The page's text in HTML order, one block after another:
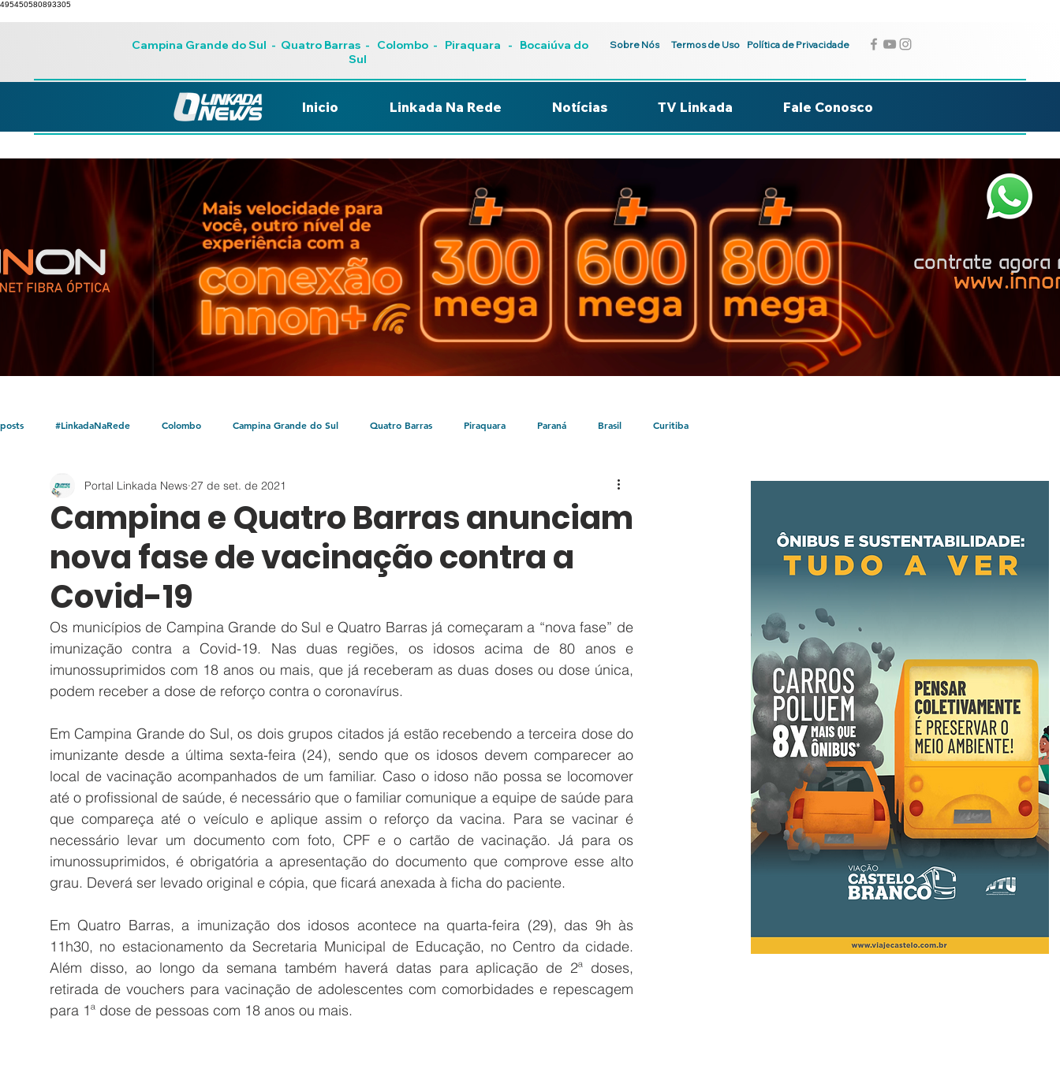
495450580893305
Campina Grande do Sul - Quatro Barras- Colombo- Piraquara - Bocaiúva do
Sul
Sobre Nós Termos de Uso Política de Privacidade
Inicio Linkada Na Rede Notícias TV Linkada Fale Conosco
#LinkadaNaRede Colombo Campina Grande do Sul Quatro Barras Piraquara Paraná Brasil Curitiba
Policial Bocaiúva do Sul Litoral
Campina e Quatro Barras anunciam
nova fase de vacinação contra a
Covid-19
Portal Linkada News 27 de set. de 2021
Os municípios de Campina Grande do Sul e Quatro Barras já começaram a “nova fase” de
imunização contra a Covid-19. Nas duas regiões, os idosos acima de 80 anos e
imunossuprimidos com 18 anos ou mais, que já receberam as duas doses ou dose única,
podem receber a dose de reforço contra o coronavírus.
Em Campina Grande do Sul, os dois grupos citados já estão recebendo a terceira dose do
imunizante desde a última sexta-feira (24), sendo que os idosos devem comparecer ao
local de vacinação acompanhados de um familiar. Caso o idoso não possa se locomover
até o profissional de saúde, é necessário que o familiar comunique a equipe de saúde para
que compareça até o veículo e aplique assim o reforço da vacina. Para se vacinar é
necessário levar um documento com foto, CPF e o cartão de vacinação. Já para os
imunossuprimidos, é obrigatória a apresentação do documento que comprove esse alto
grau. Deverá ser levado original e cópia, que ficará anexada à ficha do paciente.
Em Quatro Barras, a imunização dos idosos acontece na quarta-feira (29), das 9h às
11h30, no estacionamento da Secretaria Municipal de Educação, no Centro da cidade.
Além disso, ao longo da semana também haverá datas para aplicação de 2ª doses,
retirada de vouchers para vacinação de adolescentes com comorbidades e repescagem
para 1ª dose de pessoas com 18 anos ou mais.